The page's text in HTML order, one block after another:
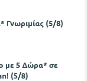
(5/8)
με 5 Δώρα* σε
(5/8)